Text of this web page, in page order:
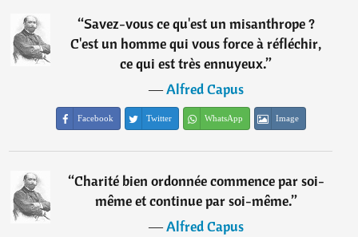
“Savez-vous ce qu'est un misanthrope ?
C'est un homme qui vous force à réfléchir,
ce qui est très ennuyeux.”
―Alfred Capus
Facebook Twitter WhatsApp Image
“Charité bien ordonnée commence par soi-
même et continue par soi-même.”
―Alfred Capus